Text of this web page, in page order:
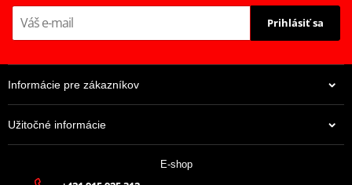
Prihlásiť sa
Informácie pre zákazníkov
Užitočné informácie
E-shop